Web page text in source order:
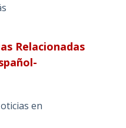
Relacionadas
en